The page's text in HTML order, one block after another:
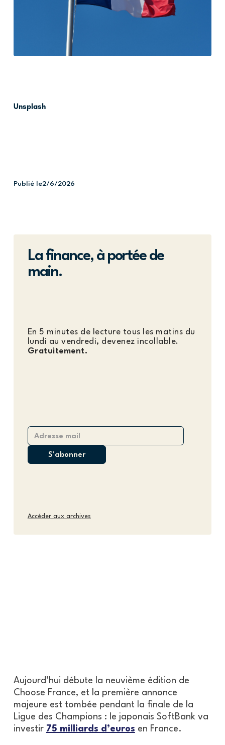
Unsplash
Publié le2/6/2026
La finance, à portée de
main.
En 5 minutes de lecture tous les matins du
lundi au vendredi, devenez incollable.
Gratuitement.
Accéder aux archives
Aujourd’hui débute la neuvième édition de
Choose France, et la première annonce
majeure est tombée pendant la finale de la
Ligue des Champions : le japonais SoftBank va
investir 75 milliards d’euros en France.